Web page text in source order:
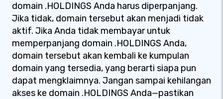
domain .HOLDINGS Anda harus diperpanjang.
Jika tidak, domain tersebut akan menjadi tidak
aktif. Jika Anda tidak membayar untuk
memperpanjang domain .HOLDINGS Anda,
domain tersebut akan kembali ke kumpulan
domain yang tersedia, yang berarti siapa pun
dapat mengklaimnya. Jangan sampai kehilangan
akses ke domain .HOLDINGS Anda—pastikan